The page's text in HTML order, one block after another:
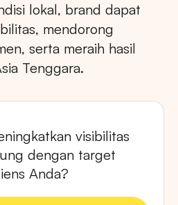
lokal, brand dapat
mendorong
serta meraih hasil
Tenggara.
visibilitas
dengan target
Anda?